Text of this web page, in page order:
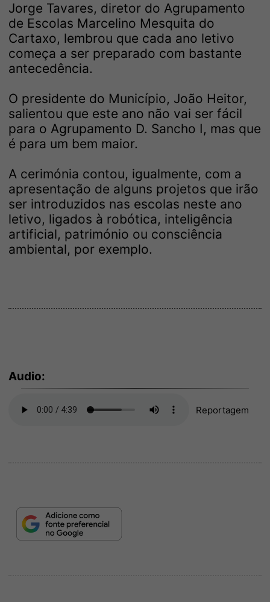
Jorge Tavares, diretor do Agrupamento
de Escolas Marcelino Mesquita do
Cartaxo, lembrou que cada ano letivo
começa a ser preparado com bastante
antecedência.
O presidente do Município, João Heitor,
salientou que este ano não vai ser fácil
para o Agrupamento D. Sancho I, mas que
é para um bem maior.
A cerimónia contou, igualmente, com a
apresentação de alguns projetos que irão
ser introduzidos nas escolas neste ano
letivo, ligados à robótica, inteligência
artificial, património ou consciência
ambiental, por exemplo.
Audio:
Reportagem